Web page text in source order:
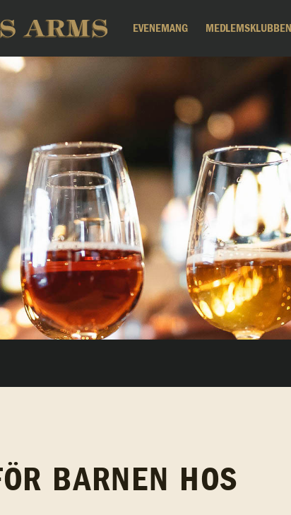
EVENEMANG MEDLEMSKLUBBEN
BARNEN HOS